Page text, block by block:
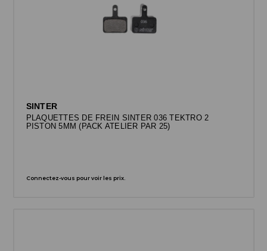
SINTER
PLAQUETTES DE FREIN SINTER 036 TEKTRO 2
PISTON 5MM (PACK ATELIER PAR 25)
Connectez-vous pour voir les prix.